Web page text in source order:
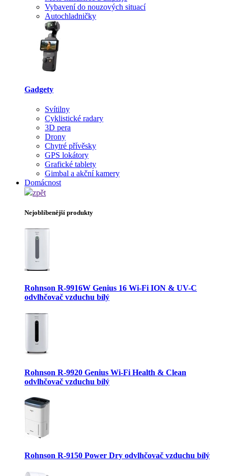
Vybavení do nouzových situací
Autochladničky
Gadgety
Svítilny
Cyklistické radary
3D pera
Drony
Chytré přívěsky
GPS lokátory
Grafické tablety
Gimbal a akční kamery
Domácnost
zpět
Nejoblíbenější produkty
Rohnson R-9916W Genius 16 Wi-Fi ION & UV-C
odvlhčovač vzduchu bílý
Rohnson R-9920 Genius Wi-Fi Health & Clean
odvlhčovač vzduchu bílý
Rohnson R-9150 Power Dry odvlhčovač vzduchu bílý